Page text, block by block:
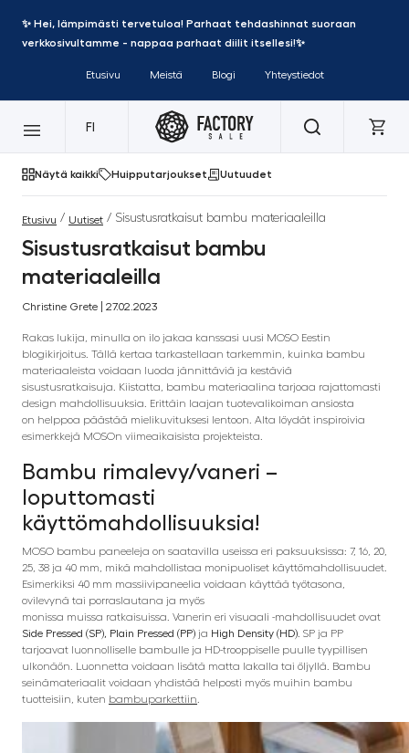
✨ Hei, lämpimästi tervetuloa! Parhaat tehdashinnat suoraan
verkkosivultamme - nappaa parhaat diilit itsellesi!✨
Etusivu Meistä Blogi Yhteystiedot
FI
Näytä kaikki Huipputarjoukset Uutuudet
Etusivu / Uutiset / Sisustusratkaisut bambu materiaaleilla
Sisustusratkaisut bambu
materiaaleilla
Christine Grete | 27.02.2023
Rakas lukija, minulla on ilo jakaa kanssasi uusi MOSO Eestin
blogikirjoitus. Tällä kertaa tarkastellaan tarkemmin, kuinka bambu
materiaaleista voidaan luoda jännittäviä ja kestäviä
sisustusratkaisuja. Kiistatta, bambu materiaalina tarjoaa rajattomasti
design mahdollisuuksia. Erittäin laajan tuotevalikoiman ansiosta
on helppoa päästää mielikuvituksesi lentoon. Alta löydät inspiroivia
esimerkkejä MOSOn viimeaikaisista projekteista.
Bambu rimalevy/vaneri –
loputtomasti
käyttömahdollisuuksia!
MOSO bambu paneeleja on saatavilla useissa eri paksuuksissa: 7, 16, 20,
25, 38 ja 40 mm, mikä mahdollistaa monipuoliset käyttömahdollisuudet.
Esimerkiksi 40 mm massiivipaneelia voidaan käyttää työtasona,
ovilevynä tai porraslautana ja myös
monissa muissa ratkaisuissa. Vanerin eri visuaali -mahdollisuudet ovat
Side Pressed (SP), Plain Pressed (PP) ja High Density (HD) . SP ja PP
tarjoavat luonnolliselle bambulle ja HD-trooppiselle puulle tyypillisen
ulkonäön. Luonnetta voidaan lisätä matta lakalla tai öljyllä. Bambu
seinämateriaalit voidaan yhdistää helposti myös muihin bambu
tuotteisiin, kuten bambuparkettiin